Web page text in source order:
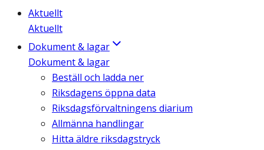
Aktuellt
Aktuellt
Dokument & lagar
Dokument & lagar
Beställ och ladda ner
Riksdagens öppna data
Riksdagsförvaltningens diarium
Allmänna handlingar
Hitta äldre riksdagstryck